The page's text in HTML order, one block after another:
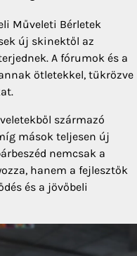
Műveleti Bérletek
új skinektől az
A fórumok és a
ötletekkel, tükrözve
származó
mások teljesen új
nemcsak a
hanem a fejlesztők
és a jövőbeli